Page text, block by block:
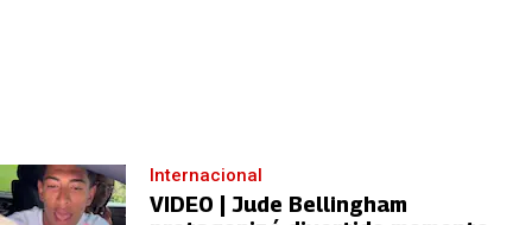
Internacional
VIDEO | Jude Bellingham